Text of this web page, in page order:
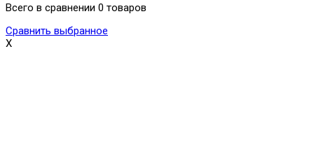
Всего в сравнении 0 товаров
Сравнить выбранное
X